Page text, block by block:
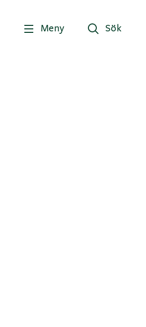
Meny Sök